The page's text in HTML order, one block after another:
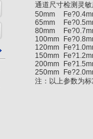
通道尺寸检测灵敏
50mm
65mm
80mm
100mm
120mm
150mm
200mm
250mm
注：以上参数为